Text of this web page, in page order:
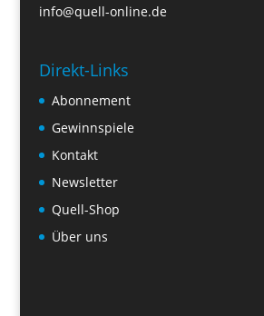
info@quell-online.de
Direkt-Links
Abonnement
Gewinnspiele
Kontakt
Newsletter
Quell-Shop
Über uns